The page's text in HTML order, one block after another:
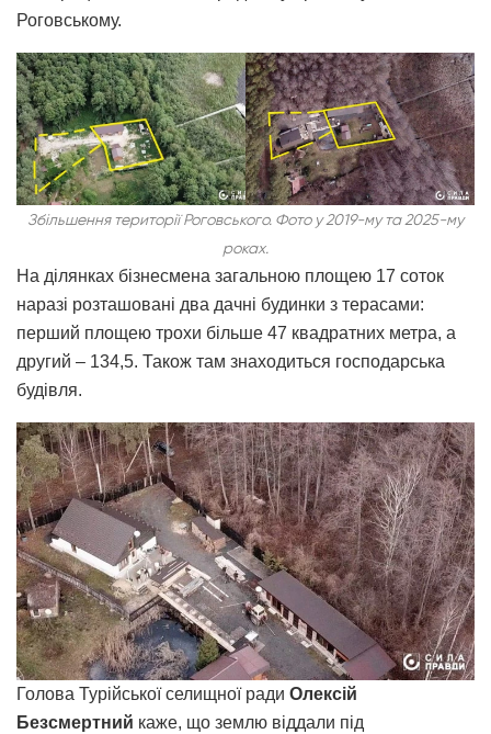
Роговському.
Збільшення території Роговського. Фото у 2019-му та 2025-му
роках.
На ділянках бізнесмена загальною площею 17 соток
наразі розташовані два дачні будинки з терасами:
перший площею трохи більше 47 квадратних метра, а
другий – 134,5. Також там знаходиться господарська
будівля.
Голова Турійської селищної ради Олексій
Безсмертний каже, що землю віддали під